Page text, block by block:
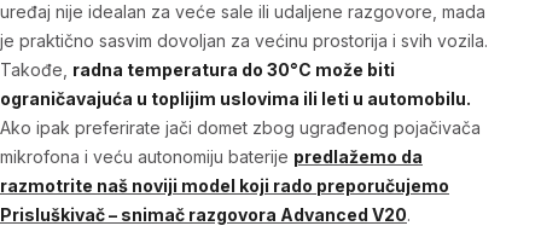
uređaj nije idealan za veće sale ili udaljene razgovore, mada
je praktično sasvim dovoljan za većinu prostorija i svih vozila.
Takođe, radna temperatura do 30°C može biti
ograničavajuća u toplijim uslovima ili leti u automobilu.
Ako ipak preferirate jači domet zbog ugrađenog pojačivača
mikrofona i veću autonomiju baterije predlažemo da
razmotrite naš noviji model koji rado preporučujemo
Prisluškivač – snimač razgovora Advanced V20.